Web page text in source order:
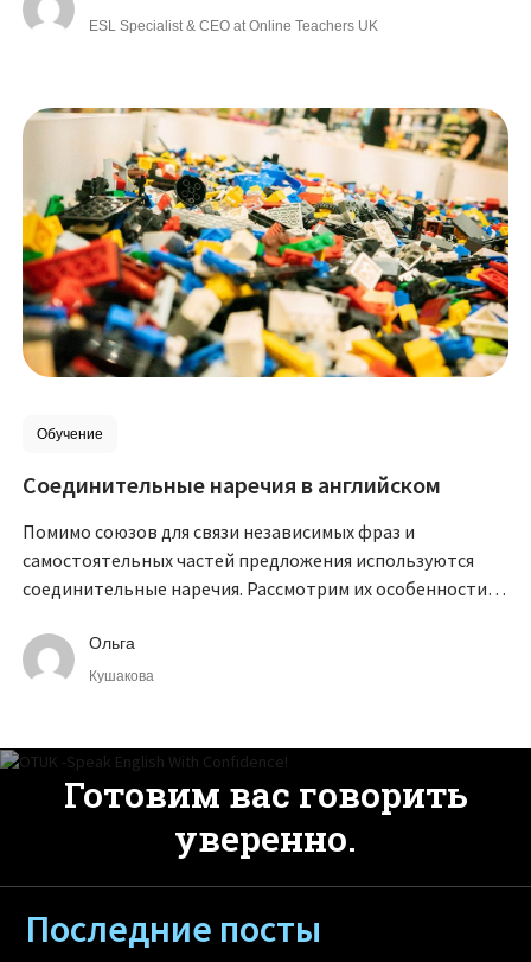
ESL Specialist & CEO at Online Teachers UK
Обучение
Соединительные наречия в английском
Помимо союзов для связи независимых фраз и
самостоятельных частей предложения используются
соединительные наречия. Рассмотрим их особенности и
Ольга
Кушакова
Готовим вас говорить
уверенно.
Последние посты